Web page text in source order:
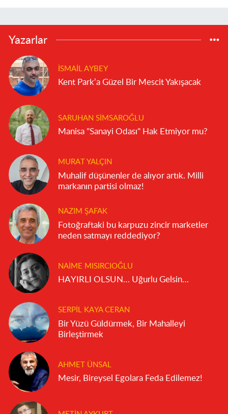
Yazarlar
İSMAIL AYBEY
Kent Park’a Güzel Bir Mescit Yakışacak
SARUHAN SIMSAROĞLU
Manisa "Sanayi Odası" Hak Etmiyor mu?
MURAT YALÇIN
Muhalif düşünenler de alıyor artık. Milli
markanın partisi olmaz!
NAZIM ŞAFAK
Fotoğraftaki bu karpuzu zincir marketler
neden satmayı reddediyor?
NAIME MISIRCIOĞLU
HAYIRLI OLSUN… Uğurlu Gelsin…
SERPIL KAYA CERAN
Bir Yüzü Güldürmek, Bir Mahalleyi
Birleştirmek
AHMET ÜNSAL
Mesir, Bireysel Egolara Feda Edilemez!